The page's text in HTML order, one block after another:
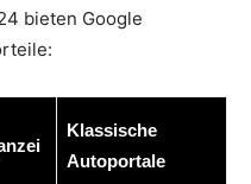
bieten Google
Klassische
Autoportale